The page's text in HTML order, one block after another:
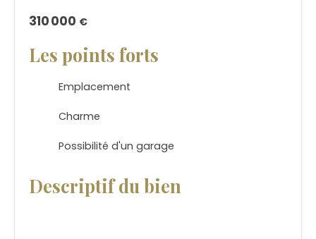
310 000 €
Les points forts
Emplacement
Charme
Possibilité d'un garage
Descriptif du bien